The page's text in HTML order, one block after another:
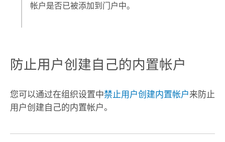
帐户是否已被添加到门户中。
防止用户创建自己的内置帐户
您可以通过在组织设置中禁止用户创建内置帐户来防止
用户创建自己的内置帐户。